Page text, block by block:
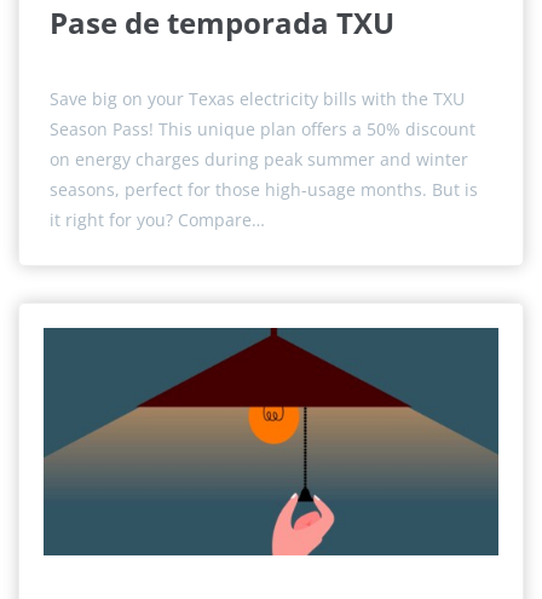
Pase de temporada TXU
Save big on your Texas electricity bills with the TXU
Season Pass! This unique plan offers a 50% discount
on energy charges during peak summer and winter
seasons, perfect for those high-usage months. But is
it right for you? Compare…